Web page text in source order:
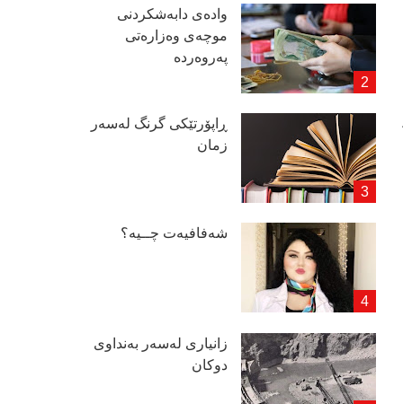
وادەی دابەشكردنی
موچەی وەزارەتی
پەروەردە
ڕاپۆرتێكی گرنگ لەسەر
زمان
شەفافیەت چــیە؟
زانیاری لەسەر بەنداوی
دوكان